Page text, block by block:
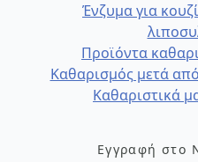
Ένζυμα για
Προϊόντα
Καθαρισμός μετά
Καθαριστικά
Εγγραφή στο